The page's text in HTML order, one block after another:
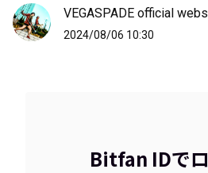
VEGASPADE official
2024/08/06 10:30
Bitfan IDで